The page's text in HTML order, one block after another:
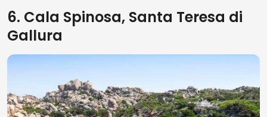
6. Cala Spinosa, Santa Teresa di
Gallura